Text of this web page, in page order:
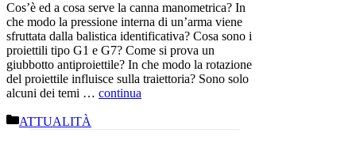
Cos’è ed a cosa serve la canna manometrica? In
che modo la pressione interna di un’arma viene
sfruttata dalla balistica identificativa? Cosa sono i
proiettili tipo G1 e G7? Come si prova un
giubbotto antiproiettile? In che modo la rotazione
del proiettile influisce sulla traiettoria? Sono solo
alcuni dei temi … continua
Categorie
ATTUALITÀ